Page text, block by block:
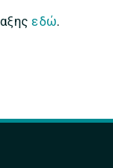
εδώ.